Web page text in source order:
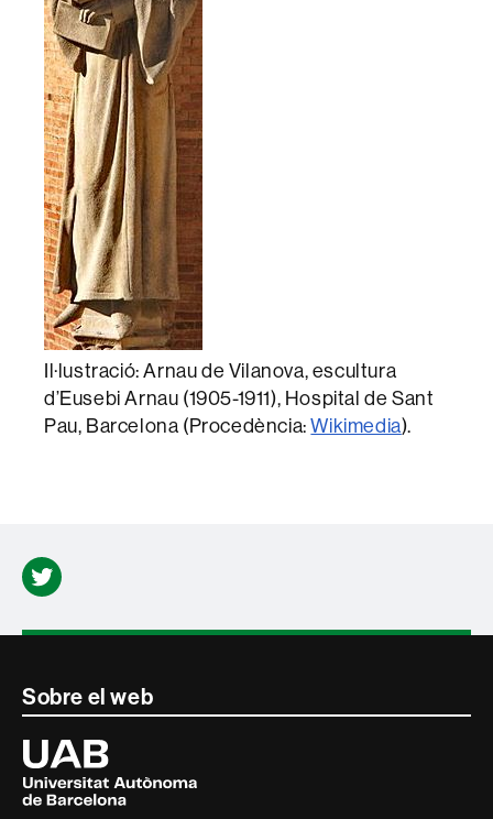
Il·lustració: Arnau de Vilanova, escultura
d’Eusebi Arnau (1905-1911), Hospital de Sant
Pau, Barcelona (Procedència:Wikimedia).
Twitter
Contacte
informació
Sobre el web
Universitat
Autònoma
de
Barcelona